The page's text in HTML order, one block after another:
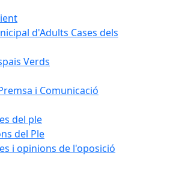
d'Adults Cases dels
Verds
i Comunicació
del ple
del Ple
i opinions de l'oposició